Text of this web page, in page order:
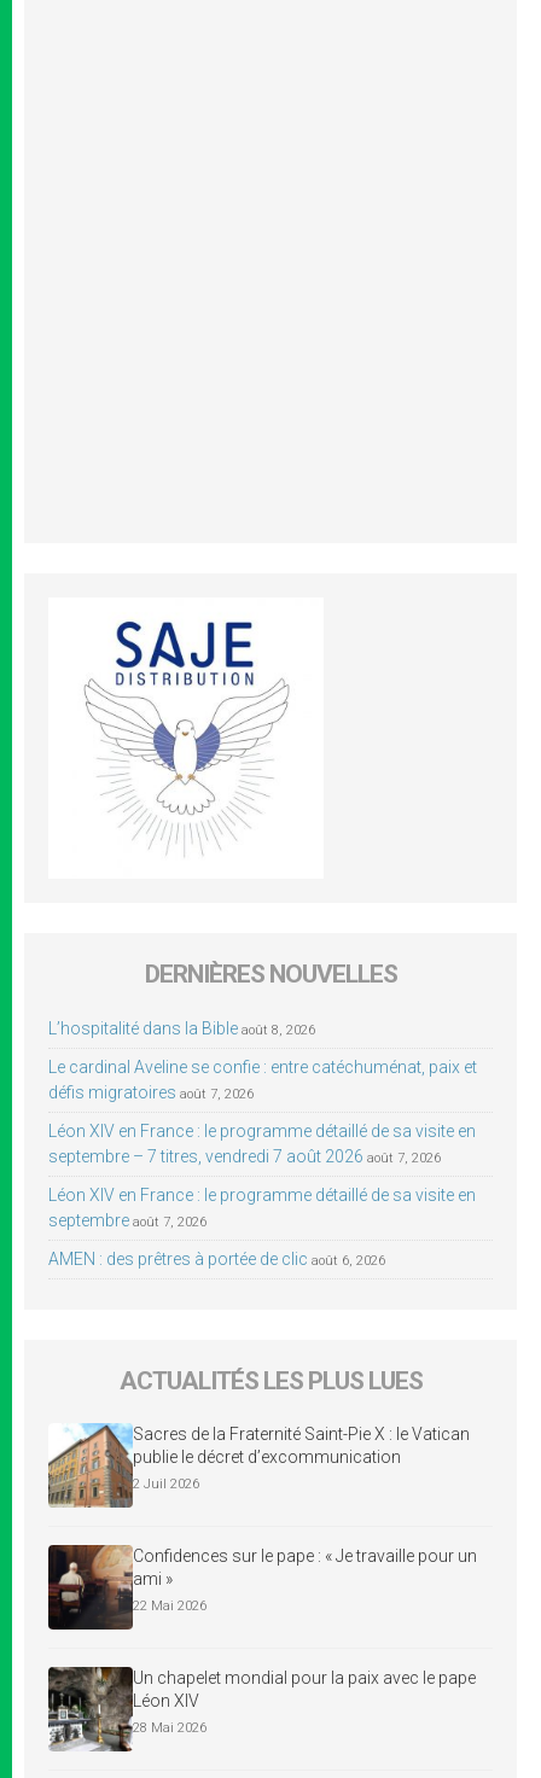
DERNIÈRES NOUVELLES
L’hospitalité dans la Bible août 8, 2026
Le cardinal Aveline se confie : entre catéchuménat, paix et
défis migratoires août 7, 2026
Léon XIV en France : le programme détaillé de sa visite en
septembre – 7 titres, vendredi 7 août 2026 août 7, 2026
Léon XIV en France : le programme détaillé de sa visite en
septembre août 7, 2026
AMEN : des prêtres à portée de clic août 6, 2026
ACTUALITÉS LES PLUS LUES
Sacres de la Fraternité Saint-Pie X : le Vatican
publie le décret d’excommunication
2 Juil 2026
Confidences sur le pape : « Je travaille pour un
ami »
22 Mai 2026
Un chapelet mondial pour la paix avec le pape
Léon XIV
28 Mai 2026